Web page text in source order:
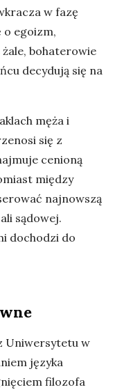
w fazę
o egoizm,
bohaterowie
decydują się na
męża i
się z
cenioną
między
najnowszą
sądowej.
dochodzi do
Uniwersytetu w
języka
filozofa